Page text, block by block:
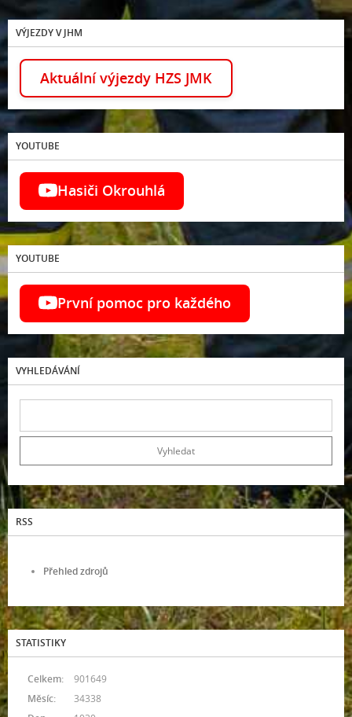
VÝJEZDY V JHM
Aktuální výjezdy HZS JMK
YOUTUBE
Hasiči Okrouhlá
YOUTUBE
První pomoc pro každého
VYHLEDÁVÁNÍ
RSS
Přehled zdrojů
STATISTIKY
Celkem:
901649
Měsíc:
34338